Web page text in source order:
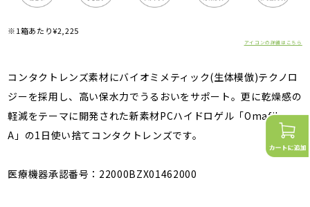
※1箱あたり¥2,225
アイコンの詳細はこちら
コンタクトレンズ素材にバイオミメティック(生体模倣)テクノロ
ジーを採用し、高い保水力でうるおいをサポート。更に乾燥感の
軽減をテーマに開発された新素材PCハイドロゲル「Omafilcon
A」の1日使い捨てコンタクトレンズです。
医療機器承認番号：22000BZX01462000